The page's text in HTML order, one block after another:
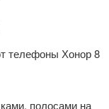
телефоны Хонор 8
полосами на